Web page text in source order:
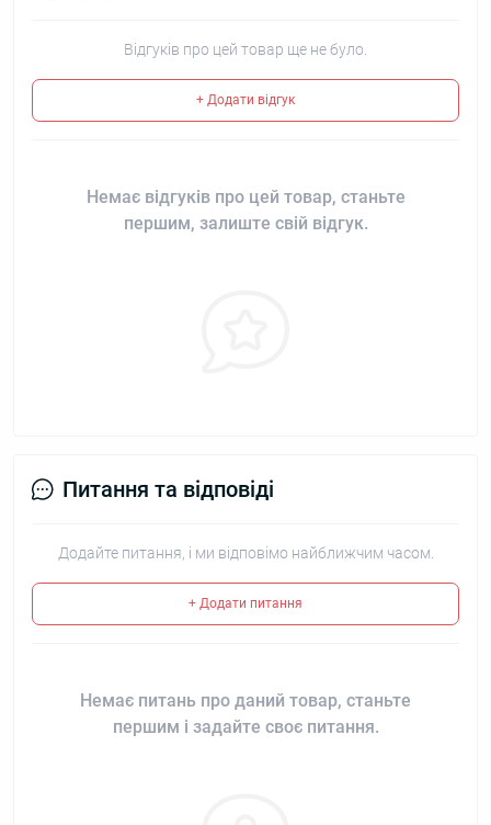
Відгуків про цей товар ще не було.
+ Додати відгук
Немає відгуків про цей товар, станьте
першим, залиште свій відгук.
Питання та відповіді
Додайте питання, і ми відповімо найближчим часом.
+ Додати питання
Немає питань про даний товар, станьте
першим і задайте своє питання.